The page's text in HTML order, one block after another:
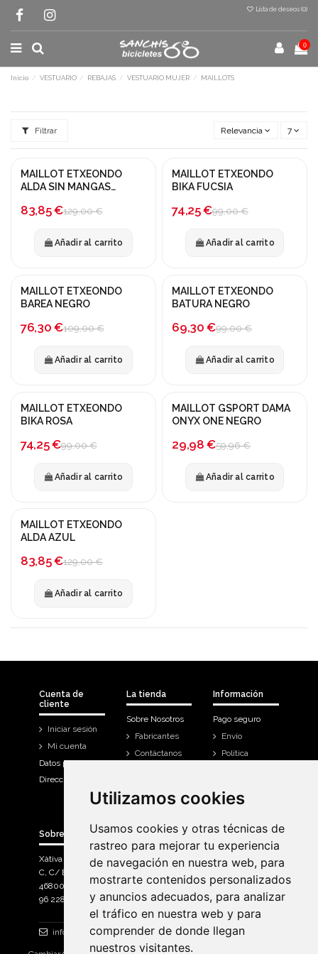
Utilizamos cookies
Usamos cookies y otras técnicas de
rastreo para mejorar tu experiencia
de navegación en nuestra web, para
mostrarte contenidos personalizados
y anuncios adecuados, para analizar
el tráfico en nuestra web y para
comprender de donde llegan
nuestros visitantes.
Utilizamos cookies
Usamos cookies y otras técnicas de
rastreo para mejorar tu experiencia
de navegación en nuestra web, para
mostrarte contenidos personalizados
y anuncios adecuados, para analizar
el tráfico en nuestra web y para
comprender de donde llegan
nuestros visitantes.
Lista de deseos (0)
0
Inicio VESTUARIO REBAJAS VESTUARIO MUJER MAILLOTS
Filtrar Relevancia 7
¡En oferta!
MAILLOT ETXEONDO
ALDA SIN MANGAS
83,85 €129,00 €
Añadir al carrito
¡En oferta!
MAILLOT ETXEONDO
BIKA FUCSIA
74,25 €99,00 €
Añadir al carrito
¡En oferta!
MAILLOT ETXEONDO
BAREA NEGRO
76,30 €109,00 €
Añadir al carrito
¡En oferta!
MAILLOT ETXEONDO
BATURA NEGRO
69,30 €99,00 €
Añadir al carrito
¡En oferta!
MAILLOT ETXEONDO
BIKA ROSA
74,25 €99,00 €
Añadir al carrito
¡En oferta!
MAILLOT GSPORT DAMA
ONYX ONE NEGRO
29,98 €59,96 €
Añadir al carrito
¡En oferta!
MAILLOT ETXEONDO
ALDA AZUL
83,85 €129,00 €
Añadir al carrito
Cuenta de
cliente
Iniciar sesión
Mi cuenta
Datos personales
Direcciones
La tienda
Sobre Nosotros
Fabricantes
Contáctanos
Información
Pago seguro
Envío
Política
Historial de
Sobre Bicicletas Sanchis
Xàtiva Polígon Industrial
C, C/ Braçal del Roncador nave 10. >
46800, Xàtiva.
96 228 71 23
info@bicicletassanchis.com